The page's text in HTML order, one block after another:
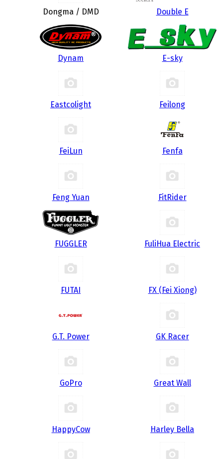
Dongma / DMD Double E
Dynam E-sky
Eastcolight Feilong
FeiLun Fenfa
Feng Yuan FitRider
FUGGLER FuliHua Electric
FUTAI FX (Fei Xiong)
G.T. Power GK Racer
GoPro Great Wall
HappyCow Harley Bella